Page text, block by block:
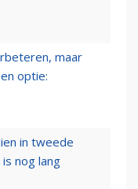
maar
optie:
in tweede
nog lang